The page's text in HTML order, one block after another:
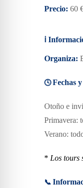
Precio: 60
ℹ️
Organiza:
🕓Fechas
Otoño e
Primavera:
Verano:
* Los tours
📞